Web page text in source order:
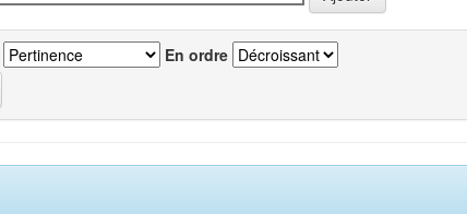
En ordre